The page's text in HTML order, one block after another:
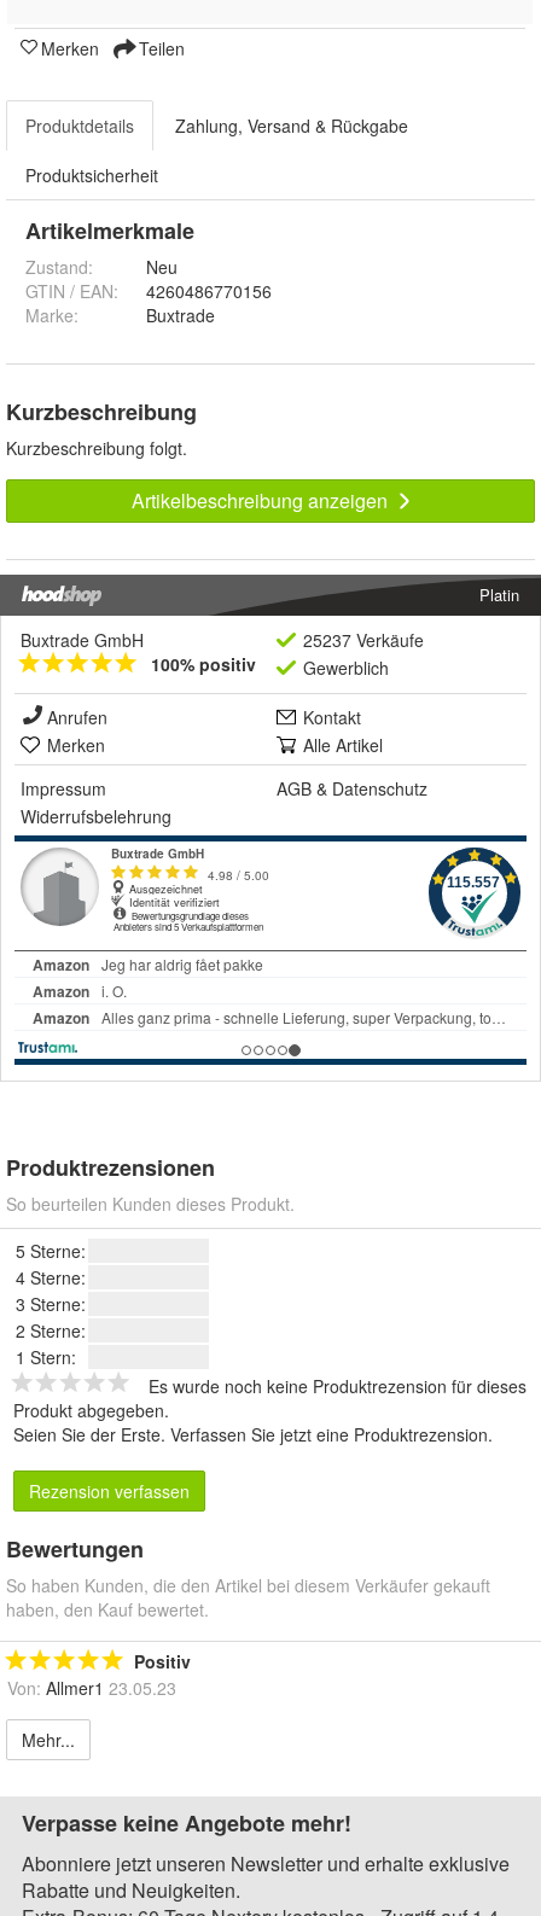
Merken Teilen
Produktdetails Zahlung, Versand & Rückgabe
Produktsicherheit
Artikelmerkmale
Zustand:
Neu
GTIN / EAN:
4260486770156
Marke:
Buxtrade
Kurzbeschreibung
Kurzbeschreibung folgt.
Artikelbeschreibung anzeigen
Platin
Buxtrade GmbH
100% positiv
25237 Verkäufe
Gewerblich
Anrufen
Kontakt
Merken
Alle Artikel
Impressum
AGB & Datenschutz
Widerrufsbelehrung
Produktrezensionen
So beurteilen Kunden dieses Produkt.
5 Sterne:
4 Sterne:
3 Sterne:
2 Sterne:
1 Stern:
Es wurde noch keine Produktrezension für dieses
Produkt abgegeben.
Seien Sie der Erste. Verfassen Sie jetzt eine Produktrezension.
Rezension verfassen
Bewertungen
So haben Kunden, die den Artikel bei diesem Verkäufer gekauft
haben, den Kauf bewertet.
Positiv
Von: Allmer1 23.05.23
Mehr...
Verpasse keine Angebote mehr!
Abonniere jetzt unseren Newsletter und erhalte exklusive
Rabatte und Neuigkeiten.